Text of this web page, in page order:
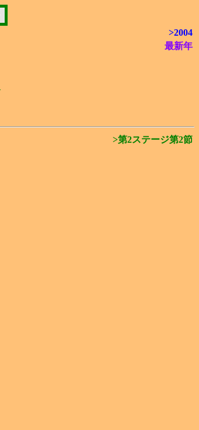
>2004
最新年
>第2ステージ第2節